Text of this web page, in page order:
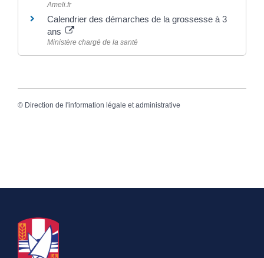
Ameli.fr
Calendrier des démarches de la grossesse à 3
ans
Ministère chargé de la santé
© Direction de l'information légale et administrative